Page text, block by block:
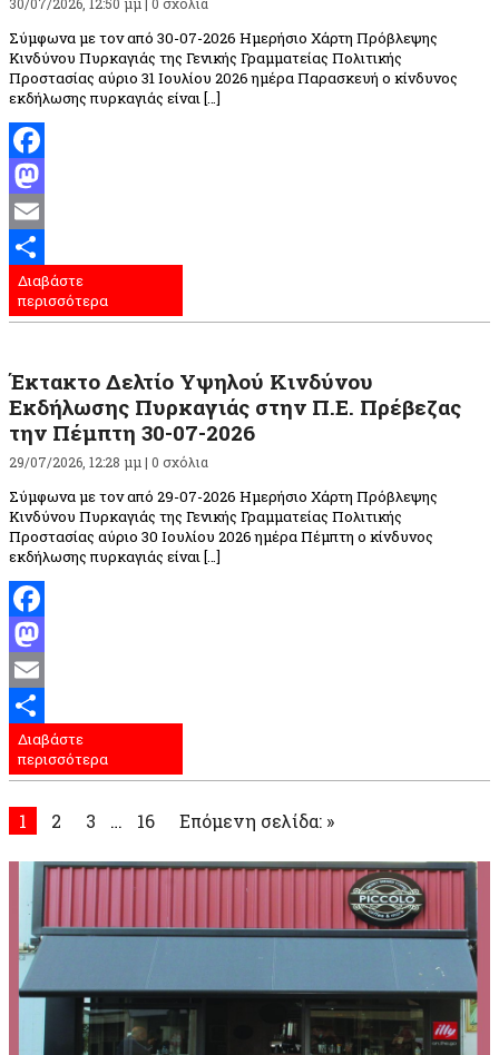
Σύμφωνα με τον από 30-07-2026 Ημερήσιο Χάρτη Πρόβλεψης
Κινδύνου Πυρκαγιάς της Γενικής Γραμματείας Πολιτικής
Προστασίας αύριο 31 Ιουλίου 2026 ημέρα Παρασκευή ο κίνδυνος
εκδήλωσης πυρκαγιάς είναι […]
Facebook
Mastodon
Email
Μοιραστείτε
Διαβάστε
περισσότερα
Έκτακτο Δελτίο Υψηλού Κινδύνου
Εκδήλωσης Πυρκαγιάς στην Π.Ε. Πρέβεζας
την Πέμπτη 30-07-2026
29/07/2026, 12:28 μμ | 0 σχόλια
Σύμφωνα με τον από 29-07-2026 Ημερήσιο Χάρτη Πρόβλεψης
Κινδύνου Πυρκαγιάς της Γενικής Γραμματείας Πολιτικής
Προστασίας αύριο 30 Ιουλίου 2026 ημέρα Πέμπτη ο κίνδυνος
εκδήλωσης πυρκαγιάς είναι […]
Facebook
Mastodon
Email
Μοιραστείτε
Διαβάστε
περισσότερα
1 2 3 … 16 Επόμενη σελίδα: »